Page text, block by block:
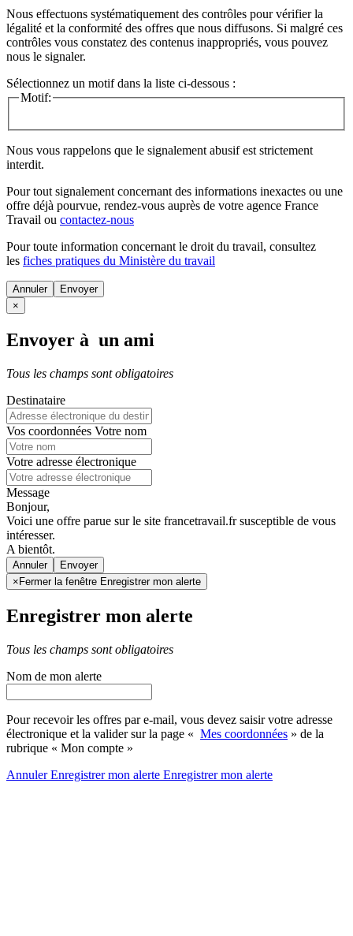
Nous effectuons systématiquement des contrôles pour vérifier la
légalité et la conformité des offres que nous diffusons. Si malgré ces
contrôles vous constatez des contenus inappropriés, vous pouvez
nous le signaler.
Sélectionnez un motif dans la liste ci-dessous :
Motif:
Nous vous rappelons que le signalement abusif est strictement
interdit.
Pour tout signalement concernant des informations inexactes ou une
offre déjà pourvue, rendez-vous auprès de votre agence France
Travail ou contactez-nous
Pour toute information concernant le droit du travail, consultez
les fiches pratiques du Ministère du travail
Annuler
×
Envoyer à un ami
Tous les champs sont obligatoires
Destinataire
Vos coordonnées Votre nom
Votre adresse électronique
Message
Bonjour,
Voici une offre parue sur le site francetravail.fr susceptible de vous
intéresser.
A bientôt.
Annuler
× Fermer la fenêtre Enregistrer mon alerte
Enregistrer mon alerte
Tous les champs sont obligatoires
Nom de mon alerte
Pour recevoir les offres par e-mail, vous devez saisir votre adresse
électronique et la valider sur la page « Mes coordonnées » de la
rubrique « Mon compte »
AnnulerEnregistrer mon alerte Enregistrermon alerte